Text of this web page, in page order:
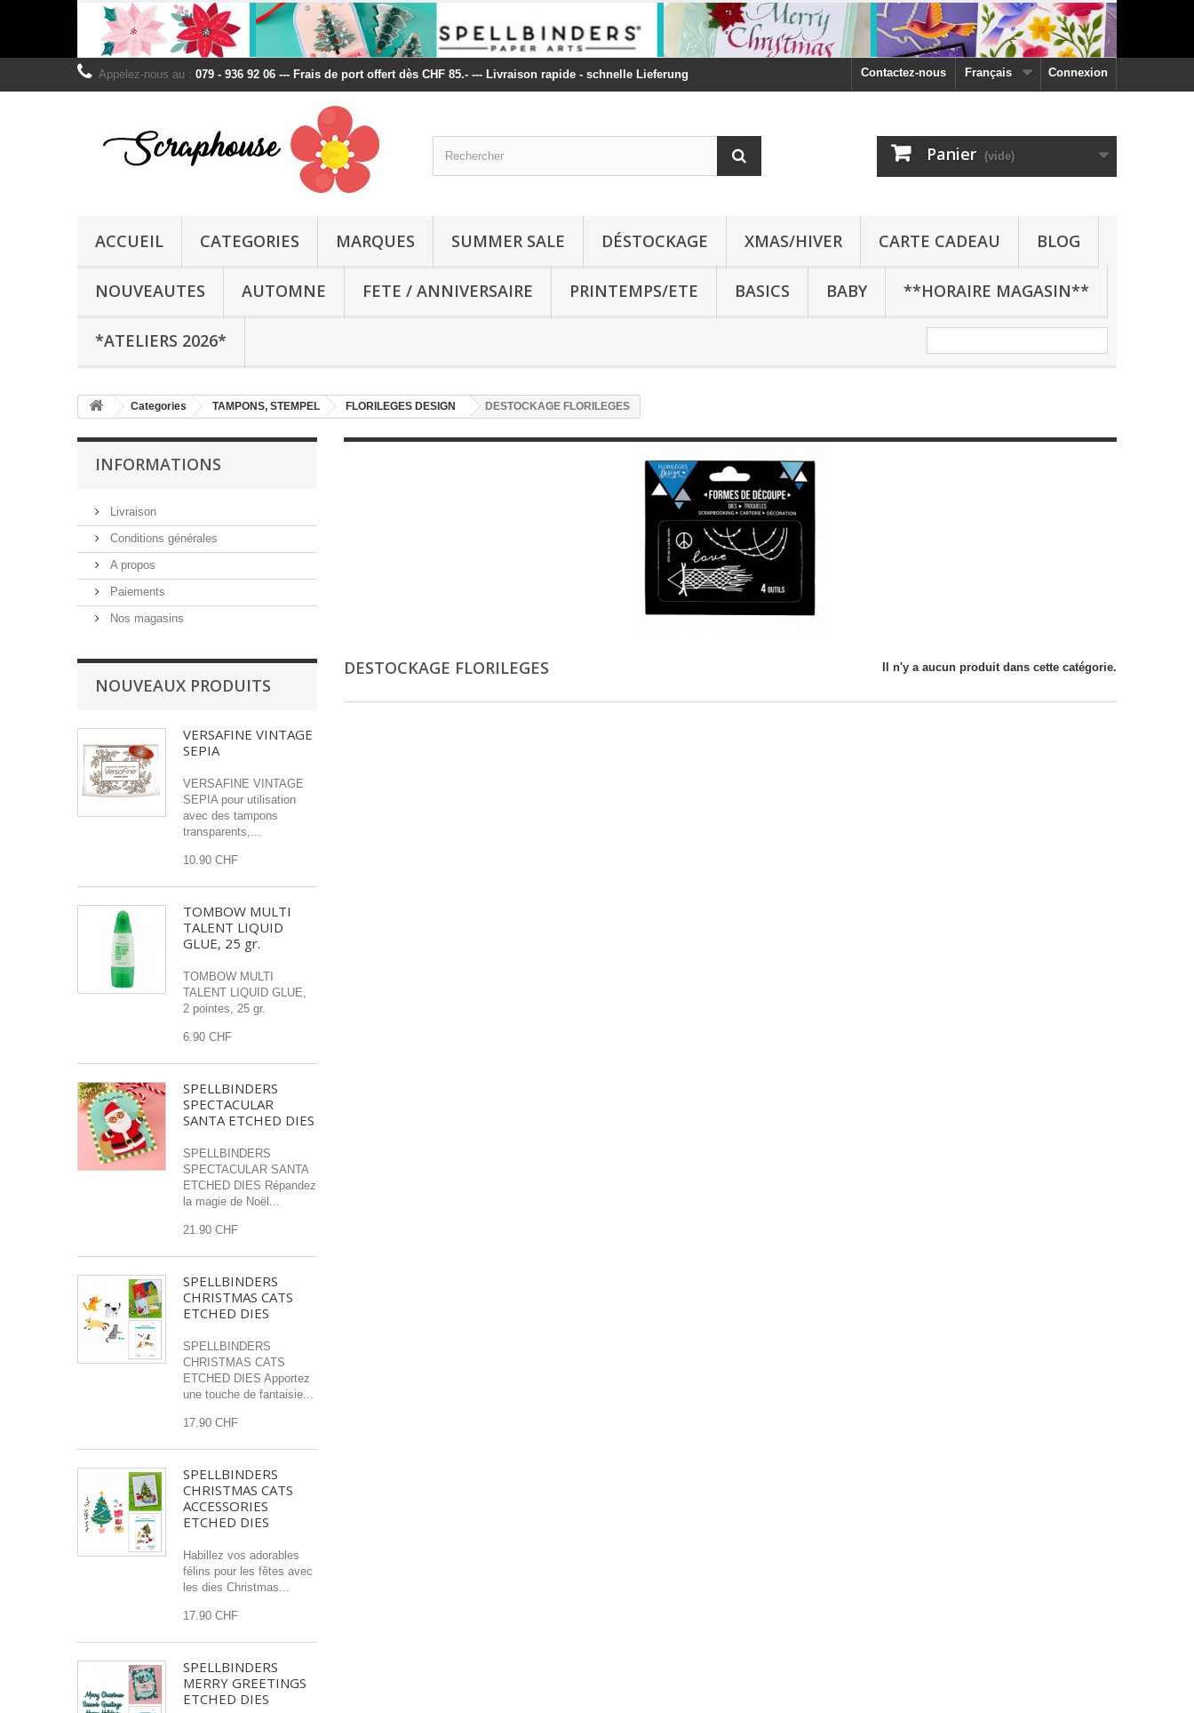
Connexion
Français
Contactez-nous
Appelez-nous au : 079 - 936 92 06 --- Frais de port offert dès CHF 85.- --- Livraison rapide - schnelle Lieferung
Panier (vide)
ACCUEIL CATEGORIES MARQUES SUMMER SALE DÉSTOCKAGE XMAS/HIVER CARTE CADEAU BLOG
NOUVEAUTES AUTOMNE FETE / ANNIVERSAIRE PRINTEMPS/ETE BASICS BABY **HORAIRE MAGASIN**
*ATELIERS 2026*
Categories TAMPONS, STEMPEL FLORILEGES DESIGN DESTOCKAGE FLORILEGES
INFORMATIONS
Livraison
Conditions générales
A propos
Paiements
Nos magasins
NOUVEAUX PRODUITS
VERSAFINE VINTAGE
SEPIA
VERSAFINE VINTAGE
SEPIA pour utilisation
avec des tampons
transparents,...
10.90 CHF
TOMBOW MULTI
TALENT LIQUID
GLUE, 25 gr.
TOMBOW MULTI
TALENT LIQUID GLUE,
2 pointes, 25 gr.
6.90 CHF
SPELLBINDERS
SPECTACULAR
SANTA ETCHED DIES
SPELLBINDERS
SPECTACULAR SANTA
ETCHED DIES Répandez
la magie de Noël...
21.90 CHF
SPELLBINDERS
CHRISTMAS CATS
ETCHED DIES
SPELLBINDERS
CHRISTMAS CATS
ETCHED DIES Apportez
une touche de fantaisie...
17.90 CHF
SPELLBINDERS
CHRISTMAS CATS
ACCESSORIES
ETCHED DIES
Habillez vos adorables
félins pour les fêtes avec
les dies Christmas...
17.90 CHF
SPELLBINDERS
MERRY GREETINGS
ETCHED DIES
DESTOCKAGE FLORILEGES Il n'y a aucun produit dans cette catégorie.